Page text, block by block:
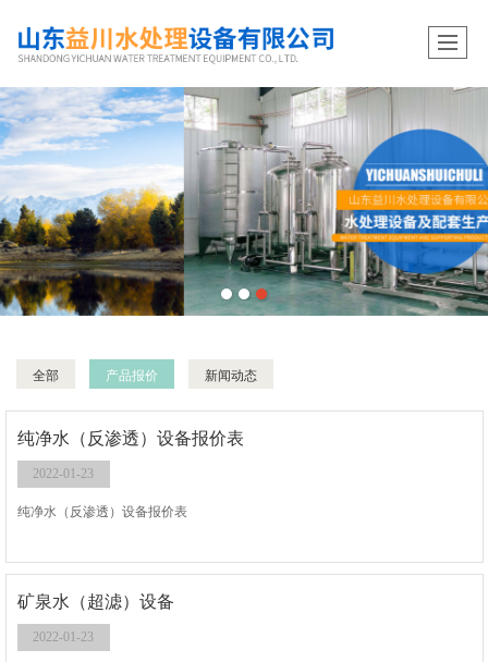
全部 产品报价 新闻动态
纯净水（反渗透）设备报价表
2022-01-23
纯净水（反渗透）设备报价表
矿泉水（超滤）设备
2022-01-23